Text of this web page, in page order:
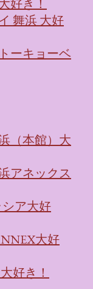
好き！
舞浜 大好
ーキョーベ
（本館）大
アネックス
ア大好
大好
好き！